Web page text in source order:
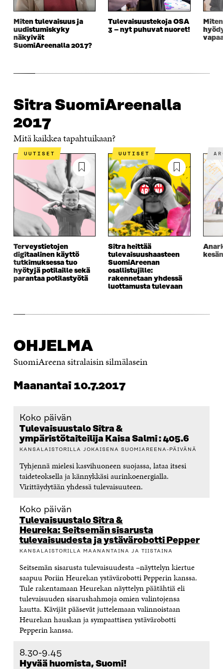
Miten tulevaisuus ja
uudistumis­kyky
näkyivät
SuomiAreenalla 2017?
Tulevaisuustekoja OSA
3 – nyt puhuvat nuoret!
Sitra SuomiAreenalla
2017
Mitä kaikkea tapahtuikaan?
UUTISET
Terveystietojen
digitaalinen käyttö
tutkimuksessa tuo
hyötyjä potilaille sekä
parantaa potilastyötä
UUTISET
Sitra heittää
tulevaisuushaasteen
SuomiAreenan
osallistujille:
rakennetaan yhdessä
luottamusta tulevaan
OHJELMA
SuomiAreena sitralaisin silmälasein
Maanantai 10.7.2017
Koko päivän
Tulevaisuustalo Sitra &
ympäristötaiteilija Kaisa Salmi : 405.6
KANSALAISTORILLA JOKAISENA SUOMIAREENA-PÄIVÄNÄ
Tyhjennä mielesi kasvihuoneen suojassa, lataa itsesi
taideteoksella ja kännykkäsi aurinkoenergialla.
Virittäydytään yhdessä tulevaisuuteen.
Koko päivän
Tulevaisuustalo Sitra &
Heureka: Seitsemän sisarusta
tulevaisuudesta ja ystävärobotti Pepper
KANSALAISTORILLA MAANANTAINA JA TIISTAINA
Seitsemän sisarusta tulevaisuudesta –näyttelyn kiertue
saapuu Poriin Heurekan ystävärobotti Pepperin kanssa.
Tule rakentamaan Heurekan näyttelyn päätähtiä eli
tulevaisuuden sisarushahmoja omien valintojensa
kautta. Kävijät pääsevät juttelemaan valinnoistaan
Heurekan hauskan ja sympaattisen ystävärobotti
Pepperin kanssa.
8.30-9.45
Hyvää huomista, Suomi!